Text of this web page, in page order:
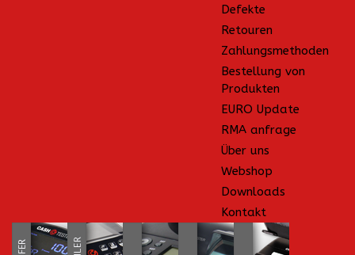
Defekte
Retouren
Zahlungsmethoden
Bestellung von
Produkten
EURO Update
RMA anfrage
Über uns
Webshop
Downloads
Kontakt